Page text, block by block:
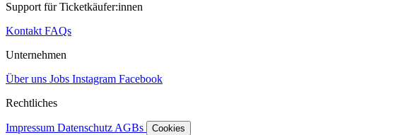
Support für Ticketkäufer:innen
Kontakt FAQs
Unternehmen
Über uns Jobs Instagram Facebook
Rechtliches
Impressum Datenschutz AGBs Cookies